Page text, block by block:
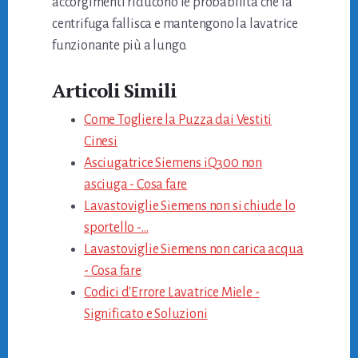
centrifuga fallisca e mantengono la lavatrice
funzionante più a lungo.
Articoli Simili
Come Togliere la Puzza dai Vestiti
Cinesi
Asciugatrice Siemens iQ300 non
asciuga​ - Cosa fare
Lavastoviglie Siemens non si chiude lo
sportello​ -…
Lavastoviglie Siemens non carica acqua​
- Cosa fare
Codici d'Errore Lavatrice Miele -
Significato e Soluzioni